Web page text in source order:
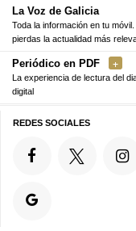
La Voz de Galicia
Toda la información en tu
pierdas la actualidad más
Periódico en PDF
La experiencia de lectura del
digital
REDES SOCIALES